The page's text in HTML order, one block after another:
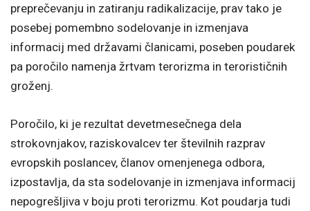
preprečevanju in zatiranju radikalizacije, prav tako je
posebej pomembno sodelovanje in izmenjava
informacij med državami članicami, poseben poudarek
pa poročilo namenja žrtvam terorizma in terorističnih
groženj.
Poročilo, ki je rezultat devetmesečnega dela
strokovnjakov, raziskovalcev ter številnih razprav
evropskih poslancev, članov omenjenega odbora,
izpostavlja, da sta sodelovanje in izmenjava informacij
nepogrešljiva v boju proti terorizmu. Kot poudarja tudi